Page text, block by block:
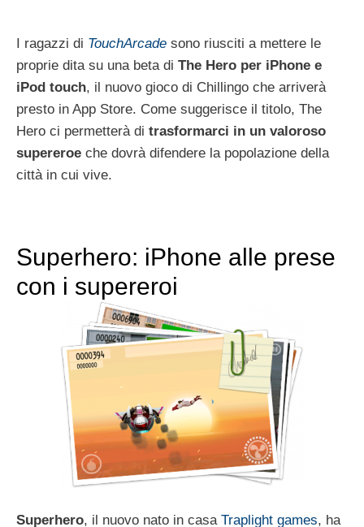
I ragazzi di TouchArcade sono riusciti a mettere le
proprie dita su una beta di The Hero per iPhone e
iPod touch, il nuovo gioco di Chillingo che arriverà
presto in App Store. Come suggerisce il titolo, The
Hero ci permetterà di trasformarci in un valoroso
supereroe che dovrà difendere la popolazione della
città in cui vive.
Superhero: iPhone alle prese
con i supereroi
Superhero, il nuovo nato in casa Traplight games, ha